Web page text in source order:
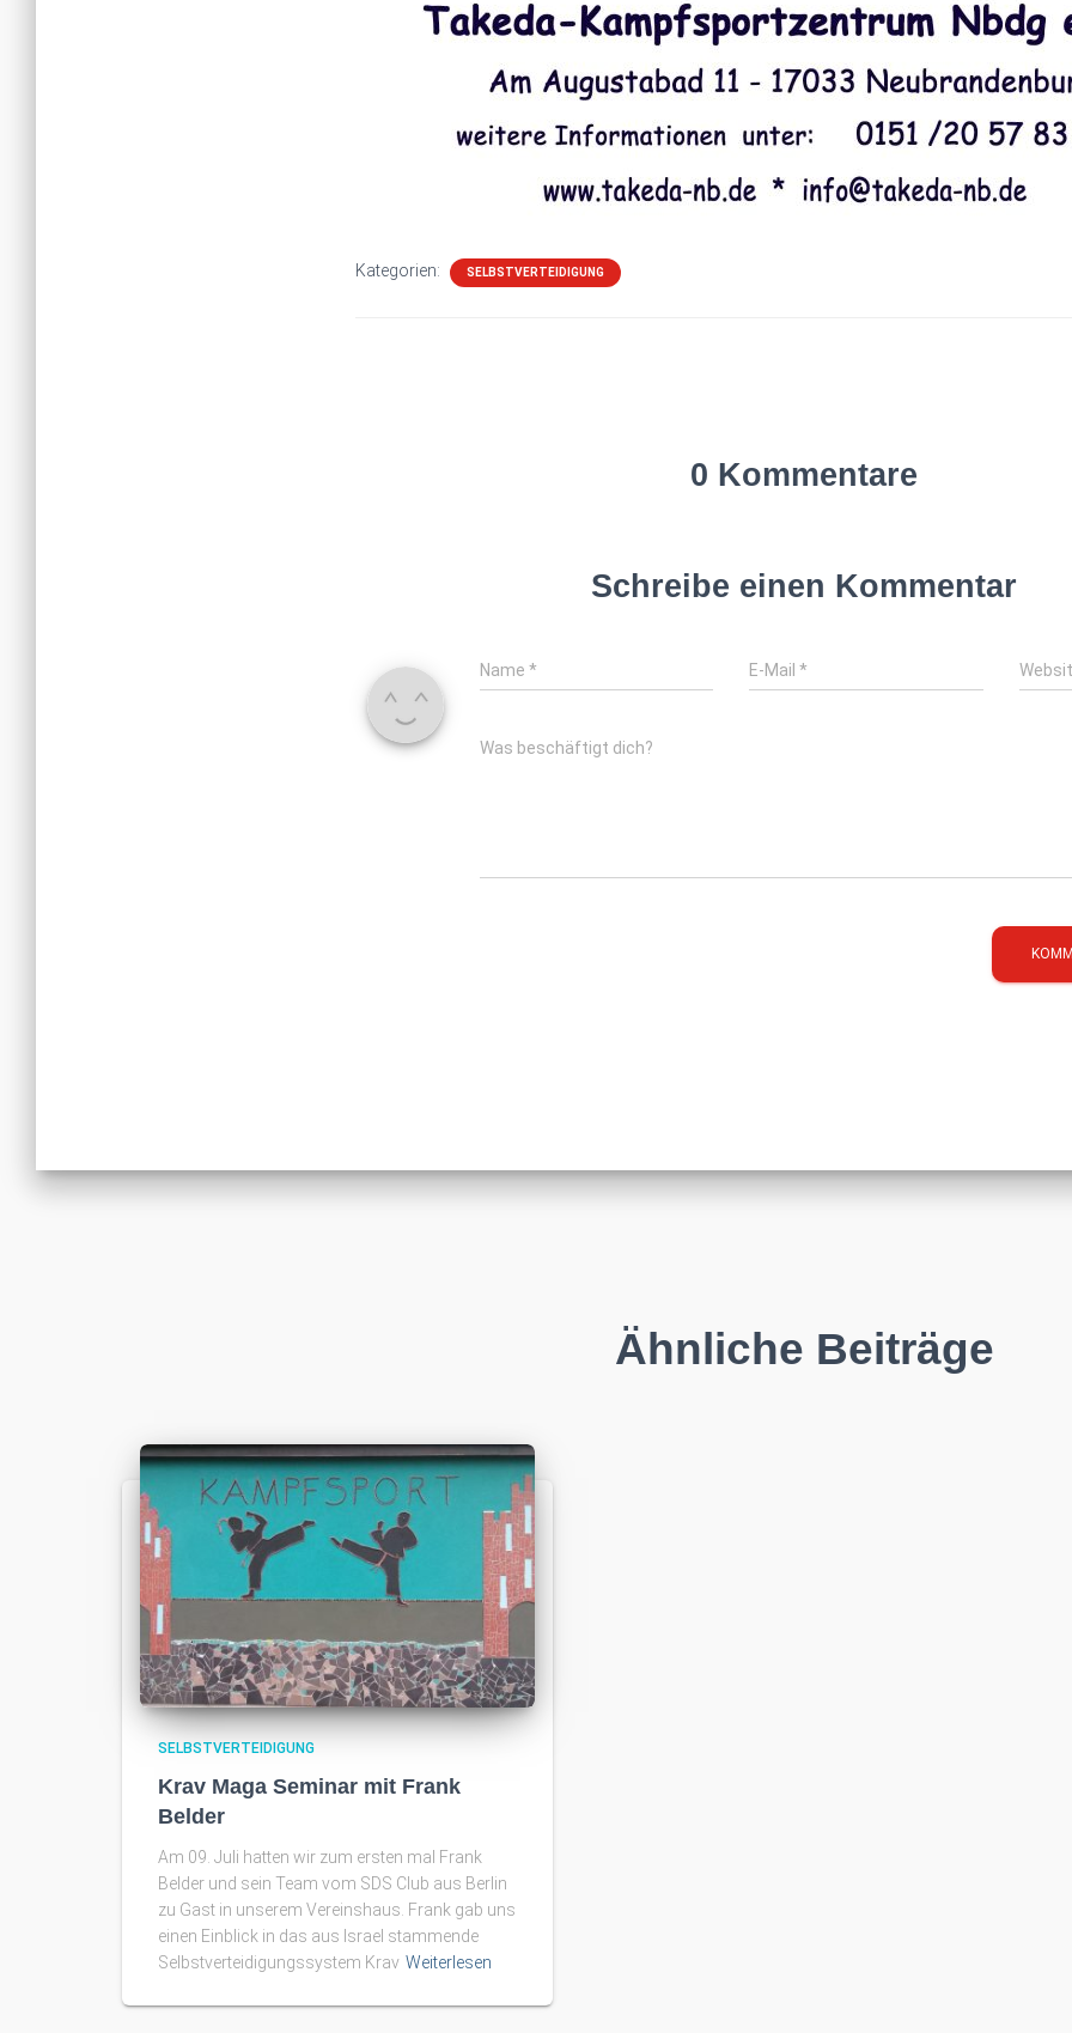
Kategorien: SELBSTVERTEIDIGUNG
0 Kommentare
Schreibe einen Kommentar
Name * E-Mail*
Was beschäftigt dich?
Ähnliche Beiträge
SELBSTVERTEIDIGUNG
Krav Maga Seminar mit Frank
Belder
Am 09. Juli hatten wir zum ersten mal Frank
Belder und sein Team vom SDS Club aus Berlin
zu Gast in unserem Vereinshaus. Frank gab uns
einen Einblick in das aus Israel stammende
Selbstverteidigungssystem Krav Weiterlesen